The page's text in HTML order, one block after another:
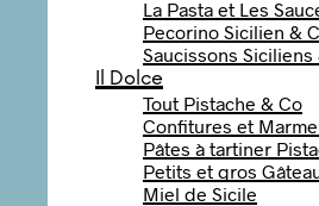
La Pasta et Les
Pecorino Sicilien &
Saucissons Siciliens
Il Dolce
Tout Pistache & Co
Confitures et
Pâtes à tartiner
Petits et gros
Miel de Sicile